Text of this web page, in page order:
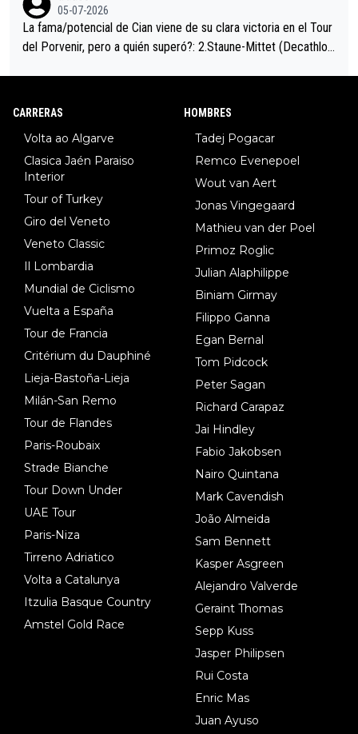
05-07-2026
La fama/potencial de Cian viene de su clara victoria en el Tour
del Porvenir, pero a quién superó?: 2.Staune-Mittet (Decathlon,
8.Lenny Martinez (Bahrein), 9. Van Belle (Visma), 10. Vacek (Li
CARRERAS
Volta ao Algarve
Clasica Jaén Paraiso
Interior
Tour of Turkey
Giro del Veneto
Veneto Classic
Il Lombardia
Mundial de Ciclismo
Vuelta a España
Tour de Francia
Critérium du Dauphiné
Lieja-Bastoña-Lieja
Milán-San Remo
Tour de Flandes
Paris-Roubaix
Strade Bianche
Tour Down Under
UAE Tour
Paris-Niza
Tirreno Adriatico
Volta a Catalunya
Itzulia Basque Country
Amstel Gold Race
HOMBRES
Tadej Pogacar
Remco Evenepoel
Wout van Aert
Jonas Vingegaard
Mathieu van der Poel
Primoz Roglic
Julian Alaphilippe
Biniam Girmay
Filippo Ganna
Egan Bernal
Tom Pidcock
Peter Sagan
Richard Carapaz
Jai Hindley
Fabio Jakobsen
Nairo Quintana
Mark Cavendish
João Almeida
Sam Bennett
Kasper Asgreen
Alejandro Valverde
Geraint Thomas
Sepp Kuss
Jasper Philipsen
Rui Costa
Enric Mas
Juan Ayuso